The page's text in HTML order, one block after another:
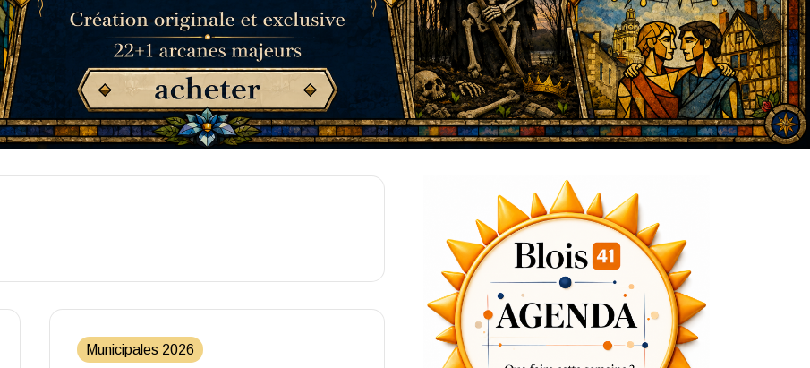
Municipales 2026